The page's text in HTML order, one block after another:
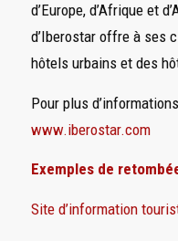
d’Europe, d’Afrique et
d’Iberostar offre à ses
hôtels urbains et des
Pour plus
www.iberostar.com
Exemples de
Site d’information